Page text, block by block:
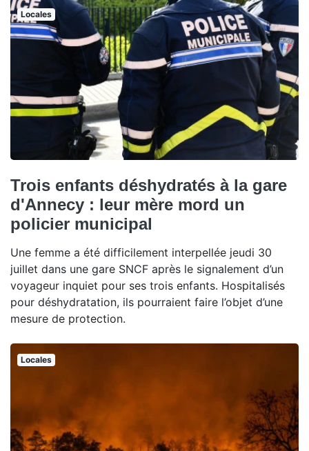
Locales
Trois enfants déshydratés à la gare
d'Annecy : leur mère mord un
policier municipal
Une femme a été difficilement interpellée jeudi 30
juillet dans une gare SNCF après le signalement d’un
voyageur inquiet pour ses trois enfants. Hospitalisés
pour déshydratation, ils pourraient faire l’objet d’une
mesure de protection.
Locales